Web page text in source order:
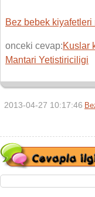
Bez bebek
onceki cevap:Kuslar
Mantari Yetistiriciligi
2013-04-27 10:17:46